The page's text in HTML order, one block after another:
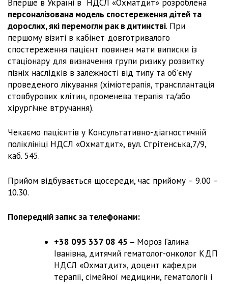
Вперше в Україні в НДСЛ «Охматдит» розроблена
персоналізована модель спостереження дітей та
дорослих, які перемогли рак в дитинстві. При
першому візиті в кабінет довготривалого
спостереження пацієнт повинен мати виписки із
стаціонару для визначення групи ризику розвитку
пізніх наслідків в залежності від типу та об’єму
проведеного лікування (хіміотерапія, трансплантація
стовбурових клітин, променева терапія та/або
хірургічне втручання).
Чекаємо пацієнтів у Консультативно-діагностичній
поліклініці НДСЛ «Охматдит», вул. Стрітенська,7/9,
каб. 545.
Прийом відбувається щосереди, час прийому – 9.00 –
10.30.
Попередній запис за телефонами:
+38 095 337 08 45 – Мороз Галина
Іванівна, дитячий гематолог-онколог КДП
НДСЛ «Охматдит», доцент кафедри
терапії, сімейної медицини, гематології і